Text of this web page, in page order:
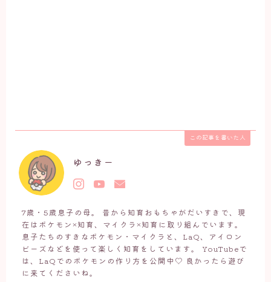
この記事を書いた人
ゆっきー
7歳・5歳息子の母。 昔から知育おもちゃがだいすきで、現
在はポケモン×知育、マイクラ×知育に取り組んでいます。
息子たちのすきなポケモン・マイクラと、LaQ、アイロン
ビーズなどを使って楽しく知育をしています。 YouTubeで
は、LaQでのポケモンの作り方を公開中♡ 良かったら遊び
に来てくださいね。